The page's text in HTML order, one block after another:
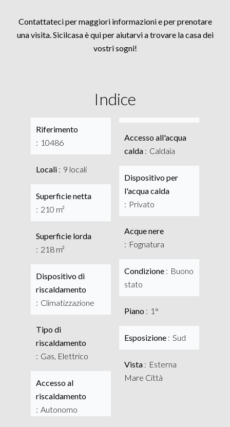
Contattateci per maggiori informazioni e per prenotare
una visita. Sicilcasa è qui per aiutarvi a trovare la casa dei
vostri sogni!
Indice
Riferimento
10486
Locali 9 locali
Superficie netta
210 m²
Superficie lorda
218 m²
Dispositivo di
riscaldamento
Climatizzazione
Tipo di
riscaldamento
Gas, Elettrico
Accesso al
riscaldamento
Autonomo
Accesso all'acqua
calda
Caldaia
Dispositivo per
l'acqua calda
Privato
Acque nere
Fognatura
Condizione
Buono
stato
Piano 1°
Esposizione Sud
Vista
Esterna
Mare Città